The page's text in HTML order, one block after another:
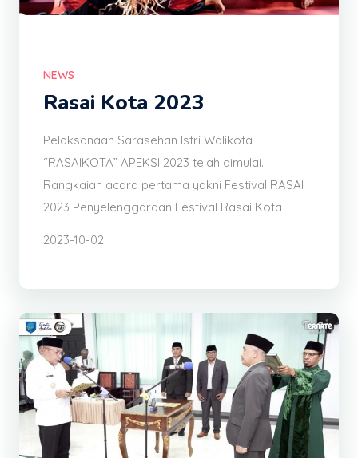
NEWS
Rasai Kota 2023
Pelaksanaan Sarasehan Istri Walikota
“RASAIKOTA” APEKSI 2023 telah dimulai.
Rangkaian acara pertama yakni Festival RASAI
2023 Penyelenggaraan Festival Rasai Kota
2023-10-02